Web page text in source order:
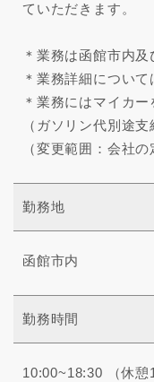
ていただきます。
＊業務は函館市内及
＊業務詳細について
＊業務にはマイカー
（ガソリン代別途支
（変更範囲：会社の
勤務地
函館市内
勤務時間
10:00~18:30 （休憩